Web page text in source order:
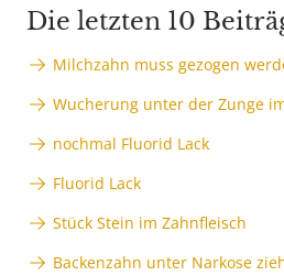
Die letzten 10
Milchzahn muss gezogen
Wucherung unter der Zunge
nochmal Fluorid Lack
Fluorid Lack
Stück Stein im Zahnfleisch
Backenzahn unter Narkose